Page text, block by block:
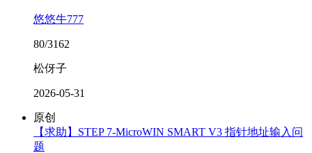
悠悠牛777
80/3162
松伢子
2026-05-31
原创
【求助】STEP 7-MicroWIN SMART V3 指针地址输入问
题